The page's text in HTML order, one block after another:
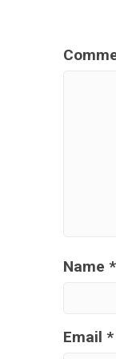
Name *
Email *